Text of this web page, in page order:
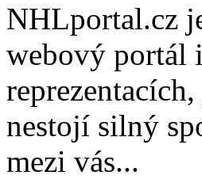
NHLportal.cz
webový portál
nestojí silný
mezi vás...